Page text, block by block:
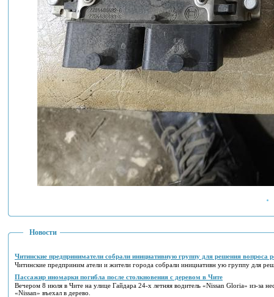
Новости
Читинские предприниматели собрали инициативную группу для решения вопроса
Читинские предприним атели и жители города собрали инициативн ую группу для
Пассажир иномарки погибла после столкновения с деревом в Чите
Вечером 8 июля в Чите на улице Гайдара 24-х летняя водитель «Nissan Gloria» из-за
«Nissan» въехал в дерево.